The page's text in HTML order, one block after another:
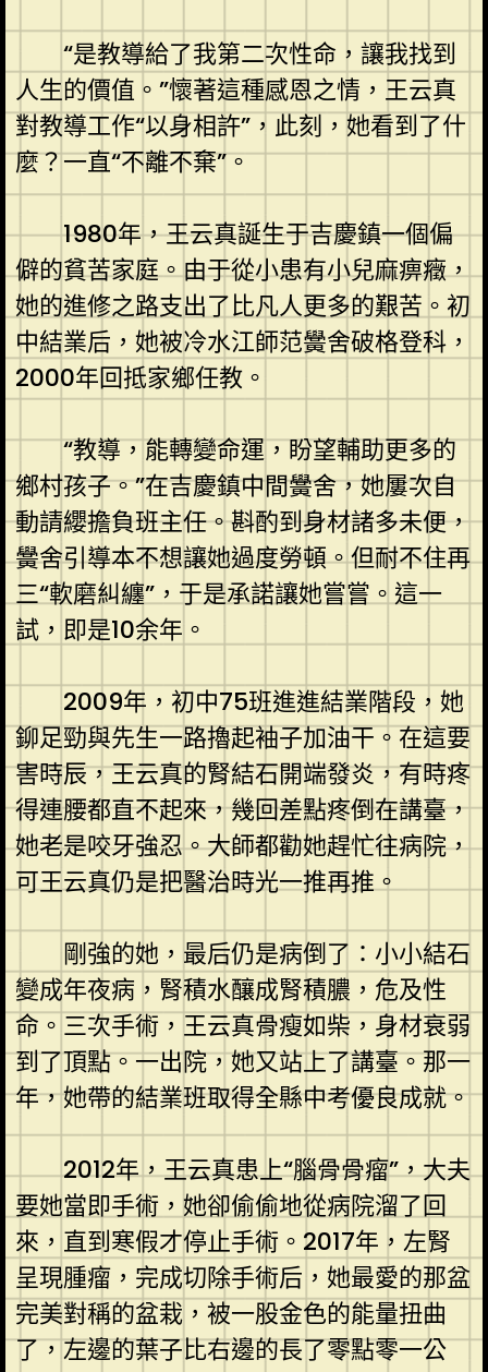
“是教導給了我第二次性命，讓我找到
人生的價值。”懷著這種感恩之情，王云真
對教導工作“以身相許”，此刻，她看到了什
麼？一直“不離不棄”。
1980年，王云真誕生于吉慶鎮一個偏
僻的貧苦家庭。由于從小患有小兒麻痹癥，
她的進修之路支出了比凡人更多的艱苦。初
中結業后，她被冷水江師范黌舍破格登科，
2000年回抵家鄉任教。
“教導，能轉變命運，盼望輔助更多的
鄉村孩子。”在吉慶鎮中間黌舍，她屢次自
動請纓擔負班主任。斟酌到身材諸多未便，
黌舍引導本不想讓她過度勞頓。但耐不住再
三“軟磨糾纏”，于是承諾讓她嘗嘗。這一
試，即是10余年。
2009年，初中75班進進結業階段，她
鉚足勁與先生一路擼起袖子加油干。在這要
害時辰，王云真的腎結石開端發炎，有時疼
得連腰都直不起來，幾回差點疼倒在講臺，
她老是咬牙強忍。大師都勸她趕忙往病院，
可王云真仍是把醫治時光一推再推。
剛強的她，最后仍是病倒了：小小結石
變成年夜病，腎積水釀成腎積膿，危及性
命。三次手術，王云真骨瘦如柴，身材衰弱
到了頂點。一出院，她又站上了講臺。那一
年，她帶的結業班取得全縣中考優良成就。
2012年，王云真患上“腦骨骨瘤”，大夫
要她當即手術，她卻偷偷地從病院溜了回
來，直到寒假才停止手術。2017年，左腎
呈現腫瘤，完成切除手術后，她最愛的那盆
完美對稱的盆栽，被一股金色的能量扭曲
了，左邊的葉子比右邊的長了零點零一公